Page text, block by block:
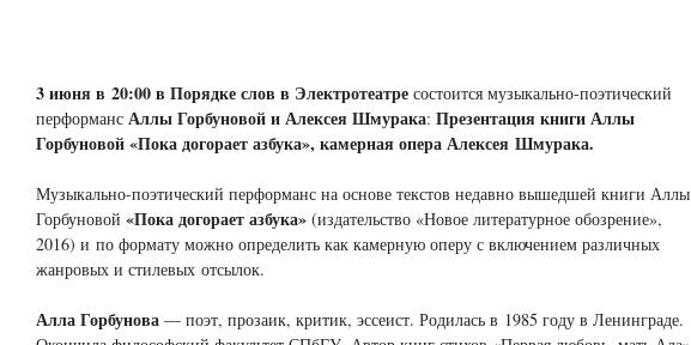
3 июня в 20:00 в Порядке слов в Электротеатре состоится музыкально-поэтический
перформанс Аллы Горбуновой и Алексея Шмурака: Презентация книги Аллы
Горбуновой «Пока догорает азбука», камерная опера Алексея Шмурака.
Музыкально-поэтический перформанс на основе текстов недавно вышедшей книги Аллы
Горбуновой «Пока догорает азбука» (издательство «Новое литературное обозрение»,
2016) и по формату можно определить как камерную оперу с включением различных
жанровых и стилевых отсылок.
Алла Горбунова — поэт, прозаик, критик, эссеист. Родилась в 1985 году в Ленинграде.